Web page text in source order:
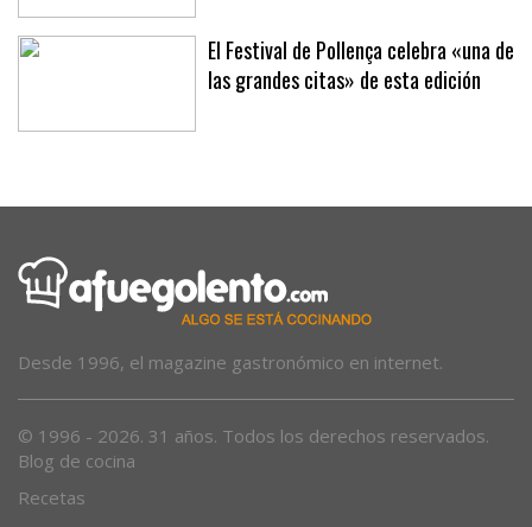
El Festival de Pollença celebra «una de
Blog de cocina